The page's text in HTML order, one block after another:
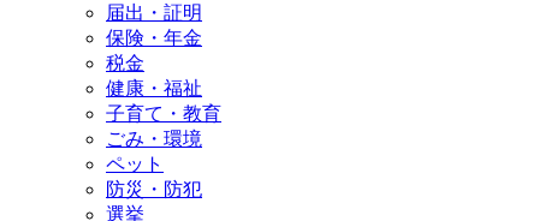
届出・証明
保険・年金
税金
健康・福祉
子育て・教育
ごみ・環境
ペット
防災・防犯
選挙